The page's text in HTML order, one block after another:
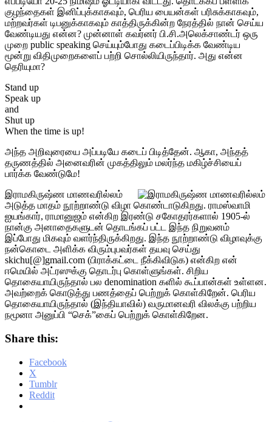
குழந்தைகள் இனிப்புக்காகவும், பெரிய பையன்கள் பரிசுக்காகவும்,
மற்றவர்கள் டிபனுக்காகவும் காத்திருக்கின்ற நேரத்தில் நான் செய்ய
வேண்டியது என்ன? முன்னாள் கவர்னர் பி.சி.அலெக்சாண்டர் ஒரு
முறை public speaking செய்யும்போது கடைப்பிடிக்க வேண்டிய
மூன்று விதிமுறைகளைப் பற்றி சொல்லியிருந்தார். அது என்ன
தெரியுமா?
Stand up
Speak up
and
Shut up
When the time is up!
அந்த அறிவுரையை அப்படியே கடைப் பிடித்தேன். ஆகா, அந்தத்
தருணத்தில் அனைவரின் முகத்திலும் மலர்ந்த மகிழ்ச்சியைப்
பார்க்க வேண்டுமே!
இராமகிருஷ்ண மாணவரில்லம்
அடுத்த மாதம் நூற்றாண்டு விழா கொண்டாடுகிறது. ராமஸ்வாமி
ஐயங்கார், ராமானுஜம் என்கிற இரண்டு சகோதரர்களால் 1905-ல்
நான்கு அனாதைகளுடன் தொடங்கப் பட்ட இந்த நிறுவனம்
இப்போது மிகவும் வளர்ந்திருக்கிறது. இந்த நூற்றாண்டு விழாவுக்கு
நன்கொடை அளிக்க விரும்புபவர்கள் தயவு செய்து
skichu[@]gmail.com (பிராக்கட்டை நீக்கிவிடுக) என்கிற என்
ஈமெயில் அட்ரஸுக்கு தொடர்பு கொள்ளுங்கள். சிறிய
தொகையாயிருந்தால் பல denomination களில் கூப்பான்கள் உள்ளன.
அவற்றைக் கொடுத்து பணத்தைப் பெற்றுக் கொள்கிறேன். பெரிய
தொகையாயிருந்தால் (இந்தியாவில்) வருமானவரி விலக்கு பற்றிய
நமூனா அனுப்பி “செக்”கைப் பெற்றுக் கொள்கிறேன.
Share this:
Facebook
X
Tumblr
Reddit